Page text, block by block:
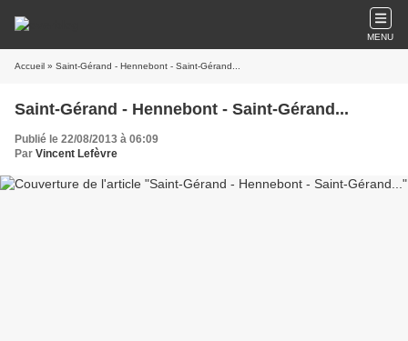
MENU
Accueil » Saint-Gérand - Hennebont - Saint-Gérand...
Saint-Gérand - Hennebont - Saint-Gérand...
Publié le 22/08/2013 à 06:09
Par Vincent Lefèvre